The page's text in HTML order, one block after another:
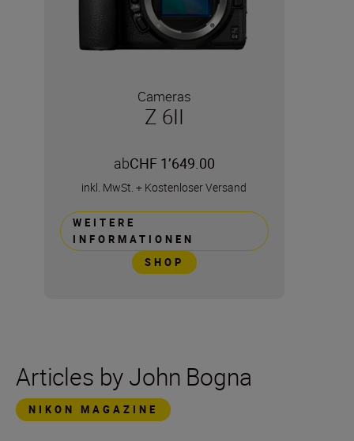
Cameras
Z 6II
abCHF 1’649.00
inkl. MwSt. + Kostenloser Versand
WEITERE
INFORMATIONEN
SHOP
Articles by John Bogna
NIKON MAGAZINE